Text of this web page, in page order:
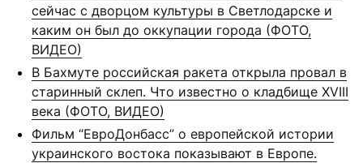
сейчас с дворцом культуры в Светлодарске и
каким он был до оккупации города (ФОТО,
ВИДЕО)
В Бахмуте российская ракета открыла провал в
старинный склеп. Что известно о кладбище XVIII
века (ФОТО, ВИДЕО)
Фильм “ЕвроДонбасс” о европейской истории
украинского востока показывают в Европе.